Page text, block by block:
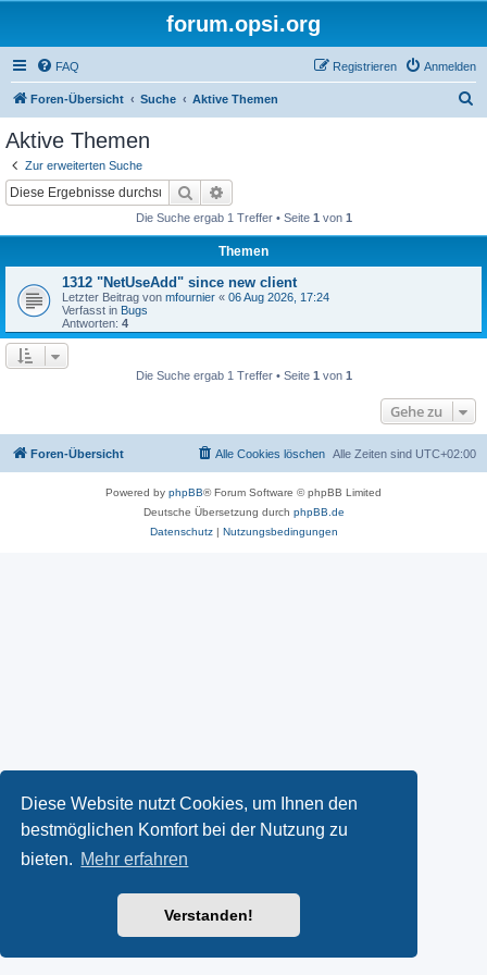
Diese Website nutzt Cookies, um Ihnen den
bestmöglichen Komfort bei der Nutzung zu
bieten. Mehr erfahren
Verstanden!
forum.opsi.org
FAQ Anmelden
Registrieren
Foren-Übersicht Suche Aktive Themen
Aktive Themen
Zur erweiterten Suche
Suche
Die Suche ergab 1 Treffer • Seite 1 von 1
Themen
1312 "NetUseAdd" since new client
Letzter Beitrag von mfournier « 06 Aug 2026, 17:24
Verfasst in Bugs
Antworten: 4
Die Suche ergab 1 Treffer • Seite 1 von 1
Gehe zu
Foren-Übersicht Alle Zeiten sind UTC+02:00
Alle Cookies löschen
Powered by phpBB® Forum Software © phpBB Limited
Deutsche Übersetzung durch phpBB.de
Datenschutz| Nutzungsbedingungen